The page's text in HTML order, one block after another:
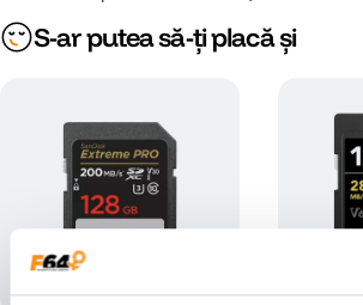
S-ar putea să-ți placă și